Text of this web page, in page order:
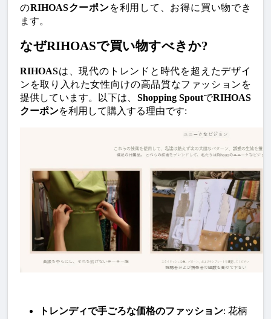
のRIHOASクーポンを利用して、お得に買い物でき
ます。
なぜRIHOASで買い物すべきか?
RIHOASは、現代のトレンドと時代を超えたデザイ
ンを取り入れた女性向けの高品質なファッションを
提供しています。以下は、 Shopping SpoutでRIHOAS
クーポンを利用して購入する理由です:
トレンディで手ごろな価格のファッション: 花柄